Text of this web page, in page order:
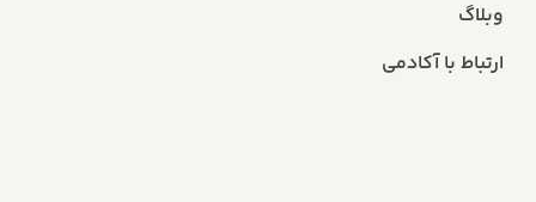
وبلاگ
ارتباط با آکادمی